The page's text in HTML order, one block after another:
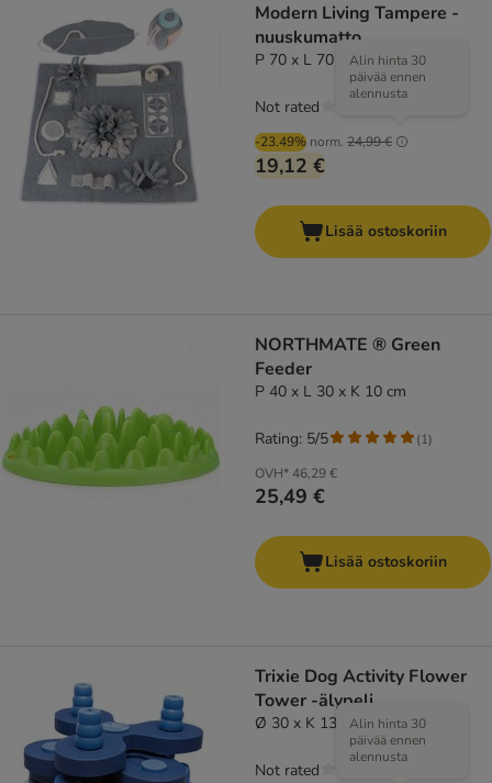
Modern Living Tampere -
nuuskumatto
P 70 x L 70 cm
-23.49% norm. 24,99 €
Alin hinta 30
päivää ennen
alennusta
19,12 €
Not rated
Lisää ostoskoriin
NORTHMATE ® Green
Feeder
P 40 x L 30 x K 10 cm
OVH*46,29 €
25,49 €
Rating: 5/5 (1)
Lisää ostoskoriin
Trixie Dog Activity Flower
Tower -älypeli
Ø 30 x K 13 cmAlin hinta 30
päivää ennen
alennusta
Not rated